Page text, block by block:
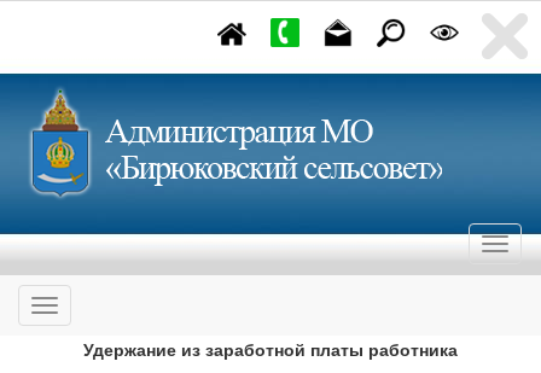
Удержание из заработной платы работника